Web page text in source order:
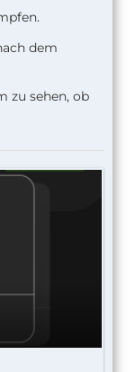
dem
zu sehen, ob